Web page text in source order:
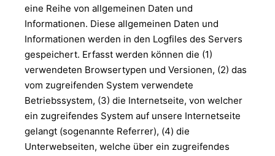
eine Reihe von allgemeinen Daten und
Informationen. Diese allgemeinen Daten und
Informationen werden in den Logfiles des Servers
gespeichert. Erfasst werden können die (1)
verwendeten Browsertypen und Versionen, (2) das
vom zugreifenden System verwendete
Betriebssystem, (3) die Internetseite, von welcher
ein zugreifendes System auf unsere Internetseite
gelangt (sogenannte Referrer), (4) die
Unterwebseiten, welche über ein zugreifendes